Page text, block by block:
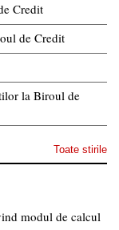
Credit
de Credit
la Biroul de
Toate stirile
modul de calcul